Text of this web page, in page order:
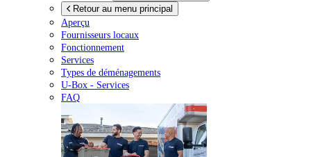
Retour au menu principal
Aperçu
Fournisseurs locaux
Fonctionnement
Services
Types de déménagements
U-Box - Services
FAQ